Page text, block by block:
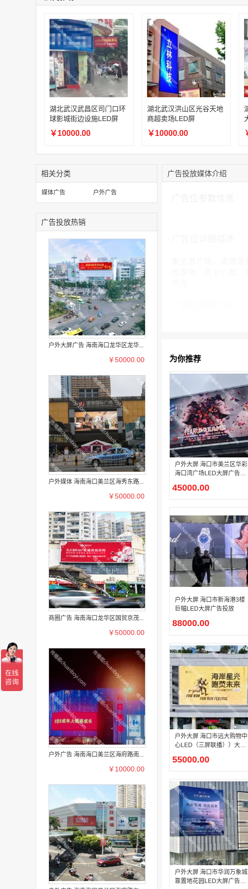
湖北武汉武昌区司门口环
球影城街边设施LED屏
￥10000.00
湖北武汉洪山区光谷天地
商超卖场LED屏
￥10000.00
相关分类
媒体广告 户外广告
广告投放热销
户外大屏广告 海南海口龙华区龙华...
￥50000.00
户外媒体 海南海口美兰区海秀东路...
￥50000.00
商圈广告 海南海口龙华区国贸京茂...
￥50000.00
户外广告 海南海口美兰区海府路南...
￥10000.00
广告投放媒体介绍
为你推荐
户外大屏 海口市美兰区华彩
海口湾广场LED大屏广告投
45000.00
户外大屏 海口市新海港3楼
巨幅LED大屏广告投放
88000.00
户外大屏 海口市远大购物中
心LED（三屏联播））大屏
55000.00
户外大屏 海口市华润万象城
靠置地花园LED大屏广告投